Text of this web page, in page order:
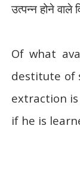
उत्पन्न होने वाले
Of what
destitute of
extraction
if he is